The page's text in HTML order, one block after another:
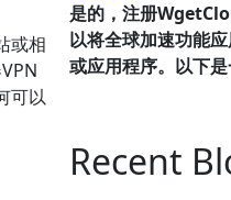
或相
可以
是的，注册
以将全球加速功能
或应用程序。以下是
Recent